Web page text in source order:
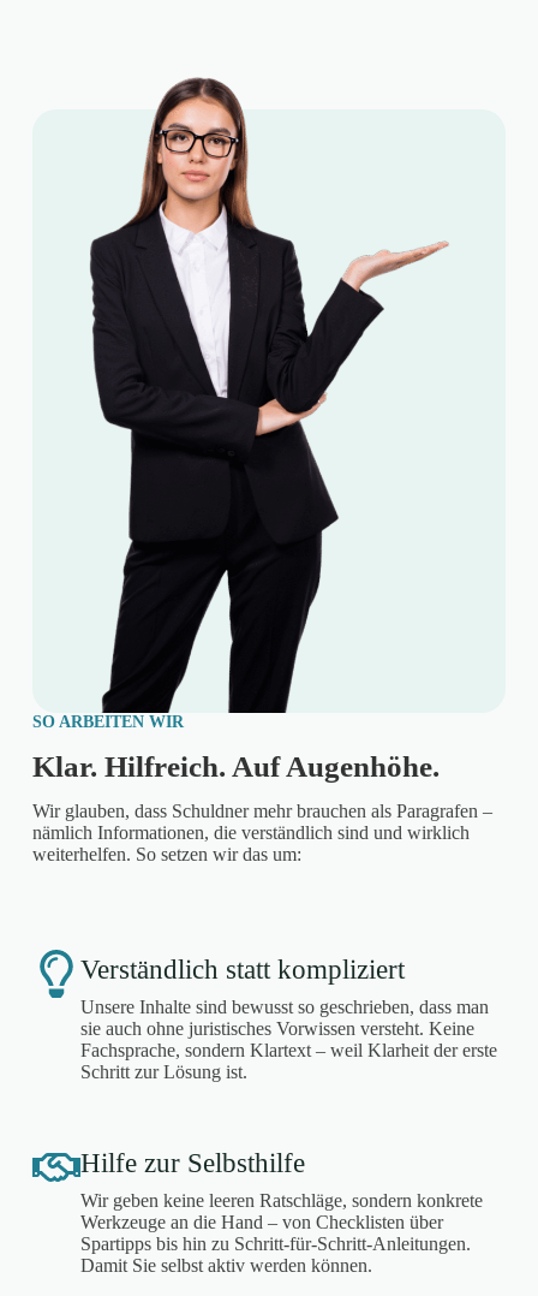
SO ARBEITEN WIR
Klar. Hilfreich. Auf Augenhöhe.
Wir glauben, dass Schuldner mehr brauchen als Paragrafen –
nämlich Informationen, die verständlich sind und wirklich
weiterhelfen. So setzen wir das um:
Verständlich statt kompliziert
Unsere Inhalte sind bewusst so geschrieben, dass man
sie auch ohne juristisches Vorwissen versteht. Keine
Fachsprache, sondern Klartext – weil Klarheit der erste
Schritt zur Lösung ist.
Hilfe zur Selbsthilfe
Wir geben keine leeren Ratschläge, sondern konkrete
Werkzeuge an die Hand – von Checklisten über
Spartipps bis hin zu Schritt-für-Schritt-Anleitungen.
Damit Sie selbst aktiv werden können.